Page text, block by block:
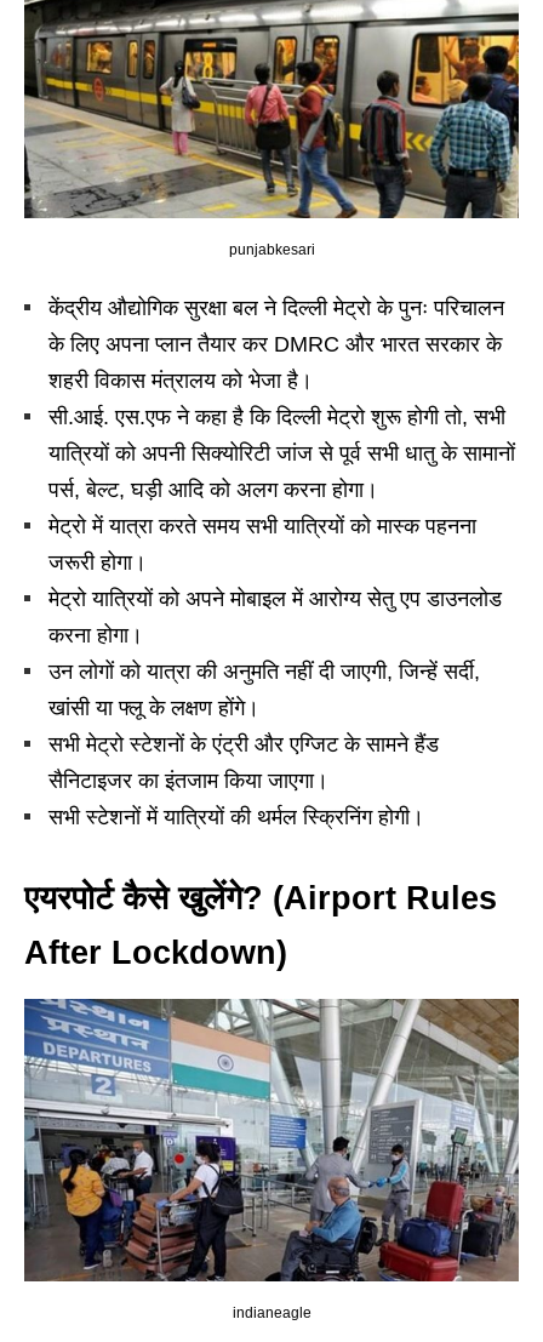
punjabkesari
केंद्रीय औद्योगिक सुरक्षा बल ने दिल्ली मेट्रो के पुनः परिचालन
के लिए अपना प्लान तैयार कर DMRC और भारत सरकार के
शहरी विकास मंत्रालय को भेजा है।
सी.आई. एस.एफ ने कहा है कि दिल्ली मेट्रो शुरू होगी तो, सभी
यात्रियों को अपनी सिक्योरिटी जांज से पूर्व सभी धातु के सामानों
पर्स, बेल्ट, घड़ी आदि को अलग करना होगा।
मेट्रो में यात्रा करते समय सभी यात्रियों को मास्क पहनना
जरूरी होगा।
मेट्रो यात्रियों को अपने मोबाइल में आरोग्य सेतु एप डाउनलोड
करना होगा।
उन लोगों को यात्रा की अनुमति नहीं दी जाएगी, जिन्हें सर्दी,
खांसी या फ्लू के लक्षण होंगे।
सभी मेट्रो स्टेशनों के एंट्री और एग्जिट के सामने हैंड
सैनिटाइजर का इंतजाम किया जाएगा।
सभी स्टेशनों में यात्रियों की थर्मल स्क्रिनिंग होगी।
एयरपोर्ट कैसे खुलेंगे? (Airport Rules
After Lockdown)
indianeagle